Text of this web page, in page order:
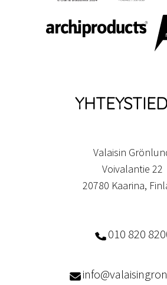
Valaisin
Voivalantie 22
20780 Kaarina,
010 820